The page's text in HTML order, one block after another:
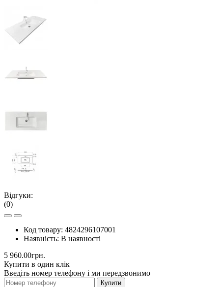
Відгуки:
(0)
Код товару: 4824296107001
Наявність: В наявності
5 960.00грн.
Купити в один клік
Введіть номер телефону і ми передзвонимо
Купити